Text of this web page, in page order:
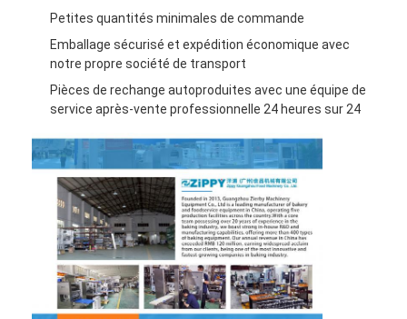
Batteur à œufs commercial
Diviseur d'arrondissement
Pâte Sheeter
Coupeuse de pain commerciale
Détecteur d'épreuves de boulangerie
Chambre de fermentation réfrigérée
Petites quantités minimales de commande
Emballage sécurisé et expédition économique avec
notre propre société de transport
Pièces de rechange autoproduites avec une équipe de
service après-vente professionnelle 24 heures sur 24